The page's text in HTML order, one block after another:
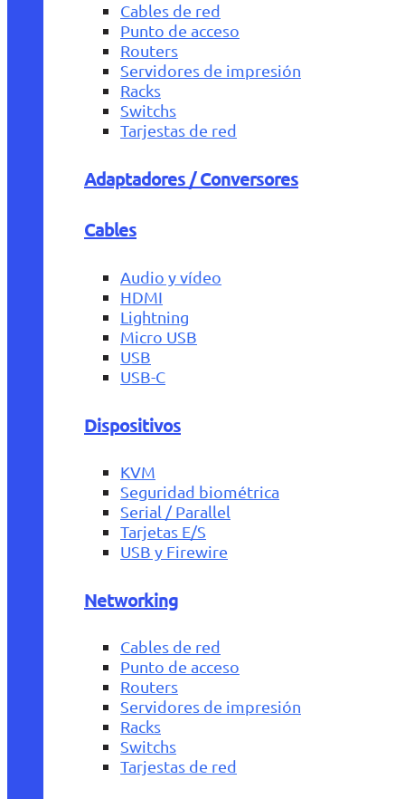
Cables de red
Punto de acceso
Routers
Servidores de impresión
Racks
Switchs
Tarjestas de red
Adaptadores / Conversores
Cables
Audio y vídeo
HDMI
Lightning
Micro USB
USB
USB-C
Dispositivos
KVM
Seguridad biométrica
Serial / Parallel
Tarjetas E/S
USB y Firewire
Networking
Cables de red
Punto de acceso
Routers
Servidores de impresión
Racks
Switchs
Tarjestas de red